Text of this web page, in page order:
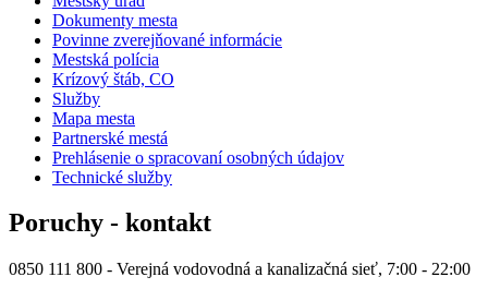
Dokumenty mesta
Povinne zverejňované informácie
Mestská polícia
Krízový štáb, CO
Služby
Mapa mesta
Partnerské mestá
Prehlásenie o spracovaní osobných údajov
Technické služby
Poruchy - kontakt
0850 111 800 - Verejná vodovodná a kanalizačná sieť, 7:00 - 22:00